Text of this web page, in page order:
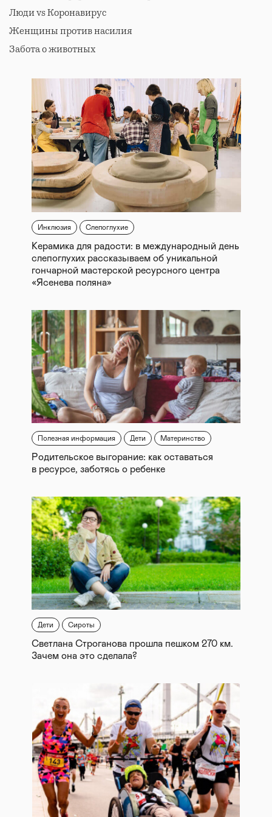
Люди vs Коронавирус
Женщины против насилия
Забота о животных
Инклюзия Слепоглухие
Керамика для радости: в международный день
слепоглухих рассказываем об уникальной
гончарной мастерской ресурсного центра
«Ясенева поляна»
Полезная информация Дети Материнство
Родительское выгорание: как оставаться
в ресурсе, заботясь о ребенке
Дети Сироты
Светлана Строганова прошла пешком 270 км.
Зачем она это сделала?